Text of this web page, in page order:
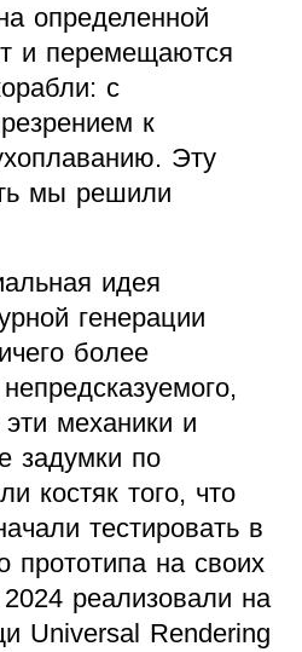
определенной
и перемещаются
с
к
Эту
мы решили
идея
генерации
более
механики и
задумки по
костяк того, что
тестировать в
прототипа на своих
реализовали на
Universal Rendering